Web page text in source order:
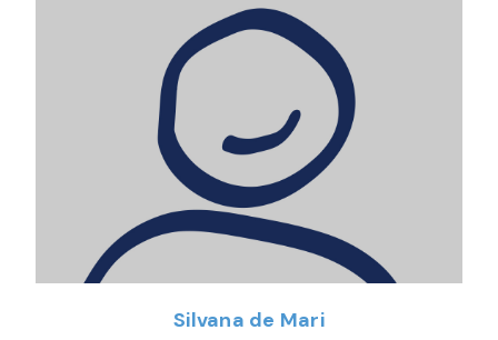
Silvana de Mari